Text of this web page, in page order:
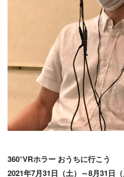
360°VRホラー おうちに行こう
2021年7月31日（土）～8月31日